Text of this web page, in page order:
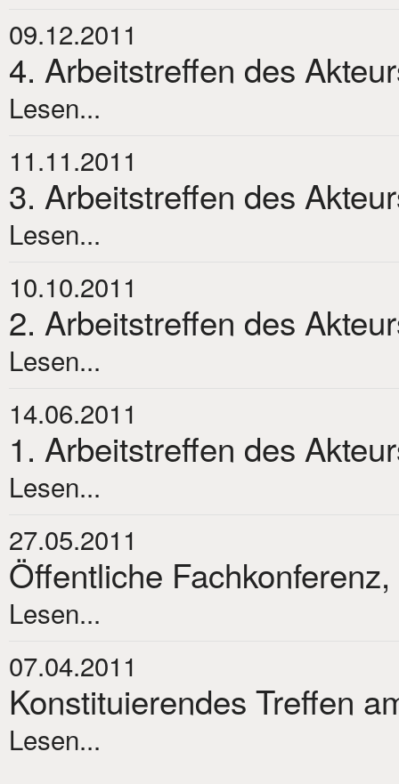
09.12.2011
4. Arbeitstreffen des
Lesen...
11.11.2011
3. Arbeitstreffen des
Lesen...
10.10.2011
2. Arbeitstreffen des
Lesen...
14.06.2011
1. Arbeitstreffen des
Lesen...
27.05.2011
Öffentliche
Lesen...
07.04.2011
Konstituierendes Treffen
Lesen...